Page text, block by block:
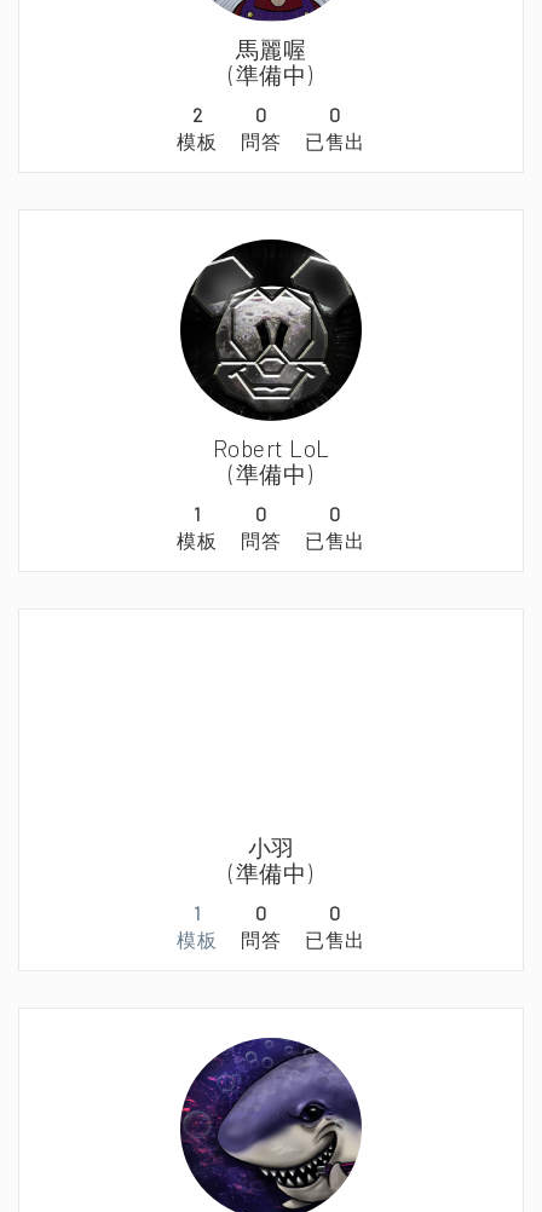
馬麗喔
(準備中)
2
模板
0
問答
0
已售出
Robert LoL
(準備中)
1
模板
0
問答
0
已售出
小羽
(準備中)
1
模板
0
問答
0
已售出